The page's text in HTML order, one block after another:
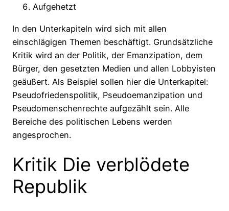
Aufgehetzt
In den Unterkapiteln wird sich mit allen
einschlägigen Themen beschäftigt. Grundsätzliche
Kritik wird an der Politik, der Emanzipation, dem
Bürger, den gesetzten Medien und allen Lobbyisten
geäußert. Als Beispiel sollen hier die Unterkapitel:
Pseudofriedenspolitik, Pseudoemanzipation und
Pseudomenschenrechte aufgezählt sein. Alle
Bereiche des politischen Lebens werden
angesprochen.
Kritik Die verblödete
Republik